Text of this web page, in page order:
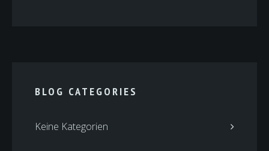
BLOG CATEGORIES
Keine Kategorien